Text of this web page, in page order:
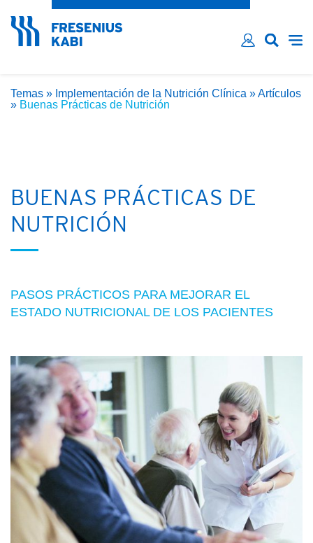
Email*
Recordarme
Temas » Implementación de la Nutrición Clínica »Artículos
» Buenas Prácticas de Nutrición
BUENAS PRÁCTICAS DE
NUTRICIÓN
PASOS PRÁCTICOS PARA MEJORAR EL
ESTADO NUTRICIONAL DE LOS PACIENTES